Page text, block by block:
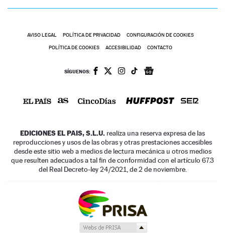
AVISO LEGAL POLÍTICA DE PRIVACIDAD CONFIGURACIÓN DE COOKIES
POLÍTICA DE COOKIES ACCESIBILIDAD CONTACTO
SÍGUENOS:
EDICIONES EL PAIS, S.L.U. realiza una reserva expresa de las
reproducciones y usos de las obras y otras prestaciones accesibles
desde este sitio web a medios de lectura mecánica u otros medios
que resulten adecuados a tal fin de conformidad con el artículo 67.3
del Real Decreto-ley 24/2021, de 2 de noviembre.